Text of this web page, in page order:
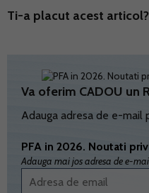
Ti-a placut acest
Va oferim CADOU un
Adauga adresa de e-mail
PFA in 2026. Noutati
Adauga mai jos adresa de e-